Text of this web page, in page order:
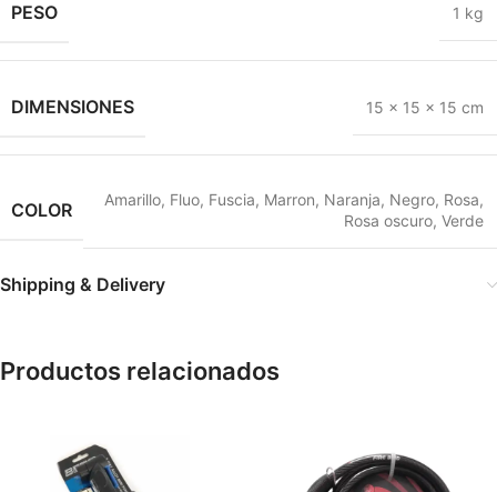
PESO
1 kg
DIMENSIONES 15 × 15 × 15 cm
COLOR Amarillo, Fluo, Fuscia, Marron, Naranja, Negro, Rosa,
Rosa oscuro, Verde
Shipping & Delivery
Productos relacionados